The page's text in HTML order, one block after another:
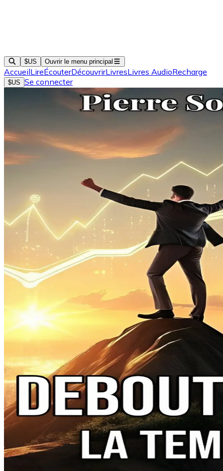
$US Ouvrir le menu principal
AccueilLireÉcouterDécouvrirLivresLivres AudioRecharge
$US Se connecter